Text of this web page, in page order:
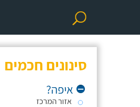
סינונים חכמים
איפה?
אזור המרכז